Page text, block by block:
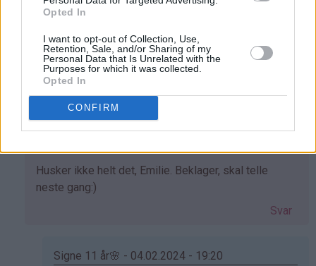
Opted In
I want to opt-out of Collection, Use,
Retention, Sale, and/or Sharing of my
Personal Data that Is Unrelated with the
Purposes for which it was collected.
Opted In
CONFIRM
av
(ikke
bekreftet)
Emilie - 29.12.2013 - 17:18
Hvor mange pikekyss blir det av denne oppskriften?
Svar
Som
svar
(ikke
Husker ikke helt det, Emilie. Beklager, skal telle
neste gang:)
Svar
Signe 11 år🌸 - 04.02.2024 - 19:20